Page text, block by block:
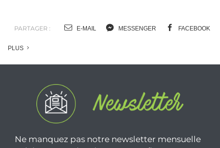
PARTAGER : E-MAIL MESSENGER FACEBOOK
PLUS
Ne manquez pas notre newsletter mensuelle